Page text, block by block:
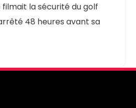
la sécurité du golf
48 heures avant sa